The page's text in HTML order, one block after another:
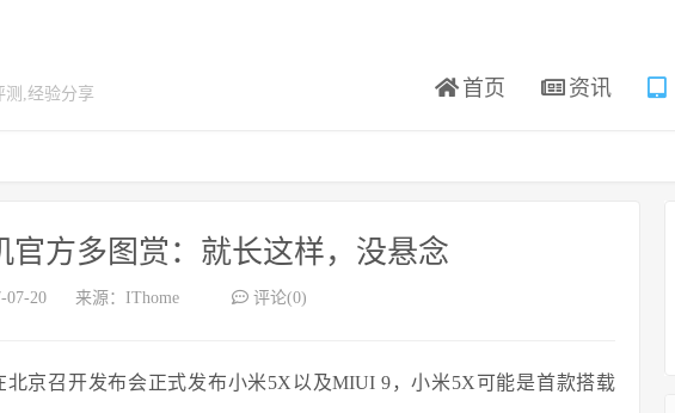
测,经验分享
首页 资讯
官方多图赏：就长这样，没悬念
07-20 来源：IThome 评论(0)
北京召开发布会正式发布小米5X以及MIUI 9，小米5X可能是首款搭载